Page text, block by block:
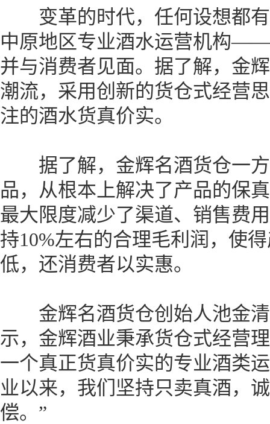
变革的时代，任何设想都有
中原地区专业酒水运营机构
并与消费者见面。据了解，金
潮流，采用创新的货仓式经营
注的酒水货真价实。
据了解，金辉名酒货仓一方
品，从根本上解决了产品的保
最大限度减少了渠道、销售费
持10%左右的合理毛利润，使
低，还消费者以实惠。
金辉名酒货仓创始人池金清
示，金辉酒业秉承货仓式经营
一个真正货真价实的专业酒类
业以来，我们坚持只卖真酒，
偿。”